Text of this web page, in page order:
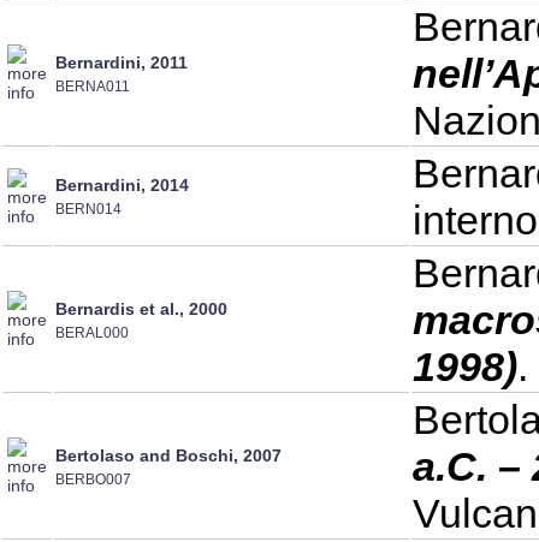
Bernardini, 2011
BERNA011
Bernardini, 2014
BERN014
Bernardis et al., 2000
BERAL000
1998)
Bertolaso and Boschi, 2007
BERBO007
a.C. –